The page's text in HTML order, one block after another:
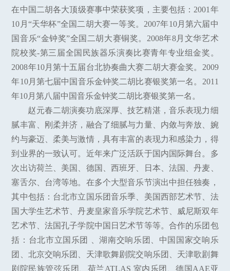
在中国二胡各大顶级赛事中荣获奖项，主要包括：2001年
10月“天华杯”全国二胡大赛一等奖。2007年10月第六届中
国音乐“金钟奖”全国二胡大赛铜奖。2008年8月文华艺术
院校奖-第三届全国民族器乐演奏比赛青年专业组金奖。
2008年10月第十五届台北协奏曲大赛二胡大赛金奖。2009
年10月第七届中国音乐金钟奖二胡比赛银奖第一名。2011
年10月第八届中国音乐金钟奖二胡比赛银奖第一名。
赵元春二胡演奏功底深厚、技艺精湛，音乐表现力细
腻丰富、刚柔并济，融合了细腻与力量、内敛与奔放、婉
约与豪迈、柔美与激情，具有丰富的表现力和感染力，得
到业界的一致认可。近年来广泛活跃于国内国际舞台。多
次出访荷兰、美国、德国、西班牙、日本、法国、丹麦、
塞舌尔、台湾等地。在多个大型音乐节演出中担任独奏，
其中包括：台北市立国乐团音乐季、美国西部艺术节、法
国大学生艺术节、丹麦皇家音乐学院艺术节、威尼斯双年
艺术节、法国孔子学院中国日艺术节等等。合作的乐团包
括：台北市立国乐团 、湖南交响乐团、中国国家交响乐
团、北京交响乐团、天津歌舞剧院交响乐团、天津歌剧舞
剧院民族管弦乐团、荷兰ATLAS 室内乐团、德国AAE亚